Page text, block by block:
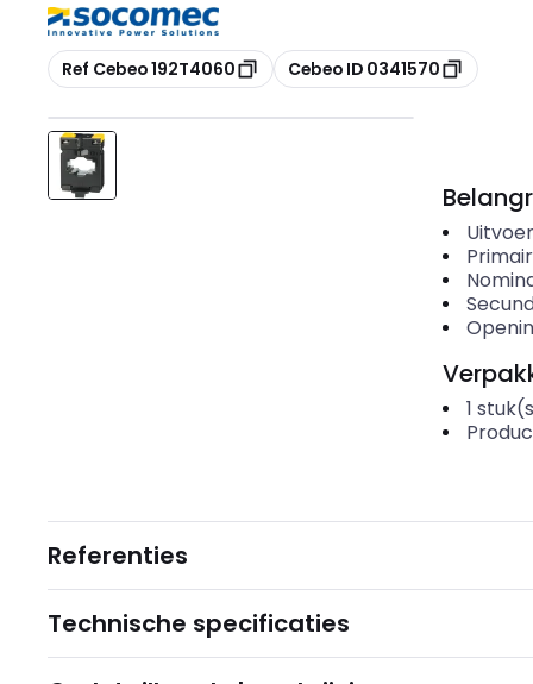
Kopiëren
Ref Cebeo 192T4060 Kopiëren
Cebeo ID 0341570
1
Referenties
Technische specificaties